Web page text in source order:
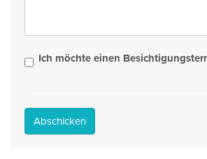
Ich möchte einen
Abschicken